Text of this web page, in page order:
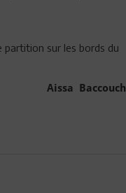
sur les bords du
Aissa